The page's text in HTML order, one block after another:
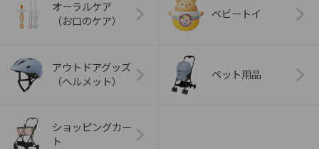
オーラルケア
（お口のケア）
ベビートイ
アウトドアグッズ
（ヘルメット）
ペット用品
ショッピングカー
ト